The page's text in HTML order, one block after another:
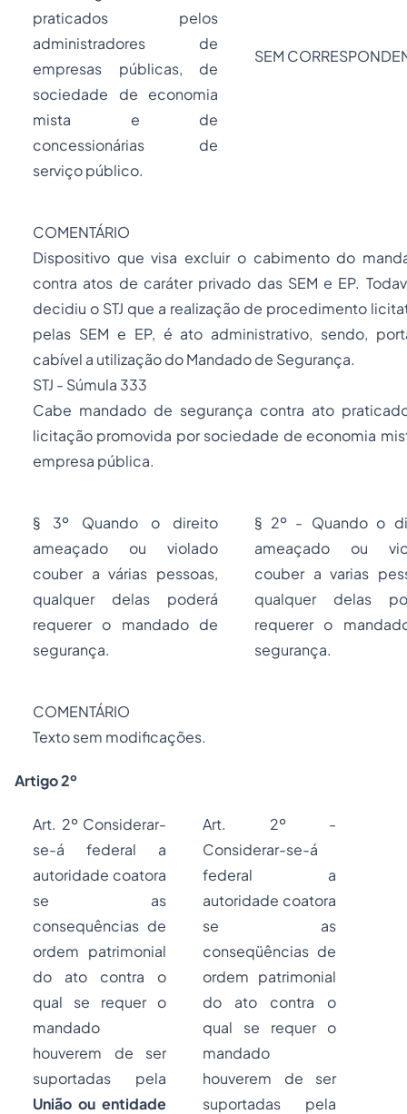
praticados pelos
administradores de
empresas públicas, de
sociedade de economia
mista e de
concessionárias de
serviço público.
SEM
COMENTÁRIO
Dispositivo que visa excluir o cabimento do
contra atos de caráter privado das SEM e EP.
decidiu o STJ que a realização de procedimento
pelas SEM e EP, é ato administrativo, sendo,
cabível a utilização do Mandado de Segurança.
STJ - Súmula 333
Cabe mandado de segurança contra ato
licitação promovida por sociedade de economia
empresa pública.
§ 3º Quando o direito
ameaçado ou violado
couber a várias pessoas,
qualquer delas poderá
requerer o mandado de
segurança.
§ 2º - Quando o
ameaçado ou
couber a varias
qualquer delas
requerer o
segurança.
COMENTÁRIO
Texto sem modificações.
Artigo 2º
Art. 2º Considerar-
se-á federal a
autoridade coatora
se as
consequências de
ordem patrimonial
do ato contra o
qual se requer o
mandado
houverem de ser
suportadas pela
União ou entidade
Art. 2º -
Considerar-se-á
federal a
autoridade coatora
se as
conseqüências de
ordem patrimonial
do ato contra o
qual se requer o
mandado
houverem de ser
suportadas pela